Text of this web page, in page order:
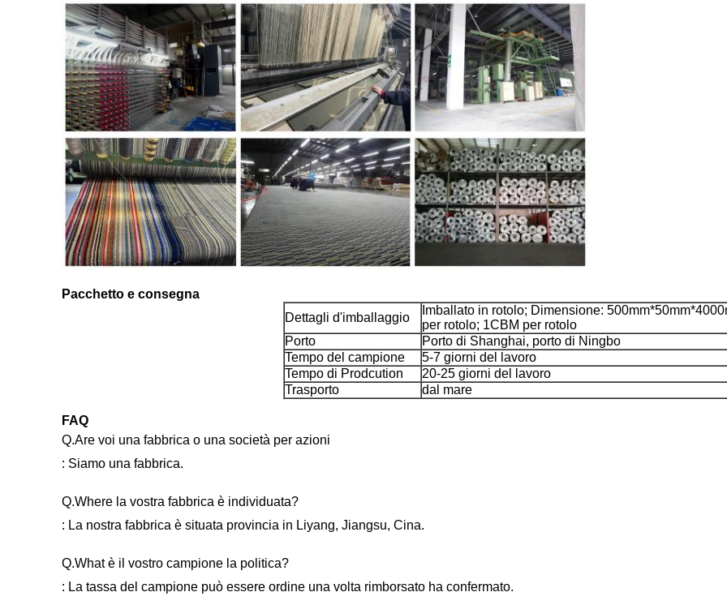
Pacchetto e consegna
Dettagli d'imballaggio
Imballato in rotolo; Dimensione:
per rotolo; 1CBM per rotolo
Porto
Porto di Shanghai, porto di Ningbo
Tempo del campione
5-7 giorni del lavoro
Tempo di Prodcution
20-25 giorni del lavoro
Trasporto
dal mare
FAQ
Q.Are voi una fabbrica o una società per azioni
: Siamo una fabbrica.
Q.Where la vostra fabbrica è individuata?
: La nostra fabbrica è situata provincia in Liyang, Jiangsu, Cina.
Q.What è il vostro campione la politica?
: La tassa del campione può essere ordine una volta rimborsato ha confermato.